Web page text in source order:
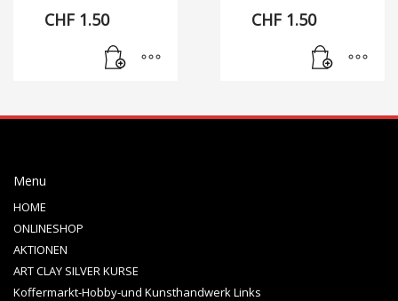
CHF 1.50 CHF1.50
Menu
HOME
ONLINESHOP
AKTIONEN
ART CLAY SILVER KURSE
Koffermarkt-Hobby-und Kunsthandwerk Links